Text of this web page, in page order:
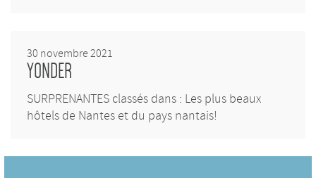
30 novembre 2021
YONDER
SURPRENANTES classés dans : Les plus beaux
hôtels de Nantes et du pays nantais!